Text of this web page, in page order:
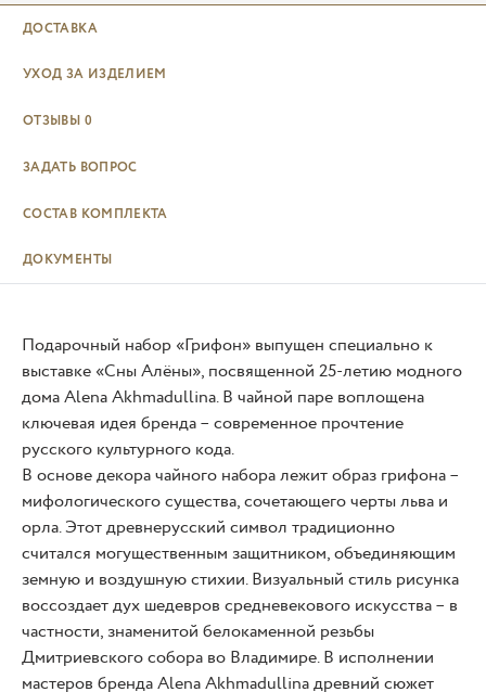
ДОСТАВКА
УХОД ЗА ИЗДЕЛИЕМ
ОТЗЫВЫ 0
ЗАДАТЬ ВОПРОС
СОСТАВ КОМПЛЕКТА
ДОКУМЕНТЫ
Подарочный набор «Грифон» выпущен специально к
выставке «Сны Алёны», посвященной 25-летию модного
дома Alena Akhmadullina. В чайной паре воплощена
ключевая идея бренда – современное прочтение
русского культурного кода.
В основе декора чайного набора лежит образ грифона –
мифологического существа, сочетающего черты льва и
орла. Этот древнерусский символ традиционно
считался могущественным защитником, объединяющим
земную и воздушную стихии. Визуальный стиль рисунка
воссоздает дух шедевров средневекового искусства – в
частности, знаменитой белокаменной резьбы
Дмитриевского собора во Владимире. В исполнении
мастеров бренда Alena Akhmadullina древний сюжет